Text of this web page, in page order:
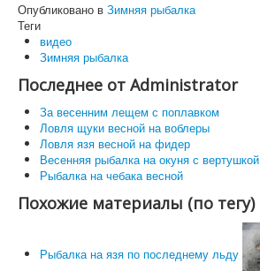
Опубликовано в Зимняя рыбалка
Теги
видео
Зимняя рыбалка
Последнее от Administrator
За весенним лещем с поплавком
Ловля щуки весной на воблеры
Ловля язя весной на фидер
Весенняя рыбалка на окуня с вертушкой
Рыбалка на чебака весной
Похожие материалы (по тегу)
Рыбалка на язя по последнему льду